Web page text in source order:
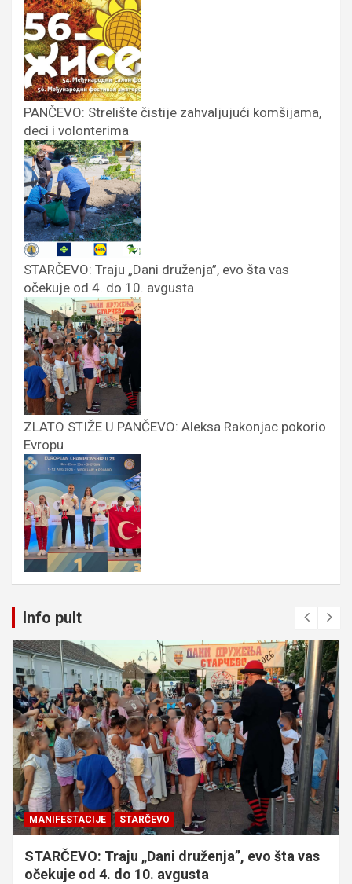
PANČEVO: Strelište čistije zahvaljujući komšijama,
deci i volonterima
STARČEVO: Traju „Dani druženja”, evo šta vas
očekuje od 4. do 10. avgusta
ZLATO STIŽE U PANČEVO: Aleksa Rakonjac pokorio
Evropu
Info pult
MANIFESTACIJE STARČEVO
STARČEVO: Traju „Dani druženja”, evo šta vas
očekuje od 4. do 10. avgusta